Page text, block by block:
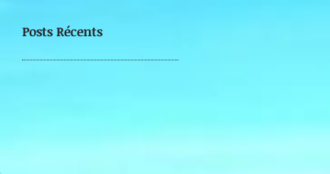
Posts Récents